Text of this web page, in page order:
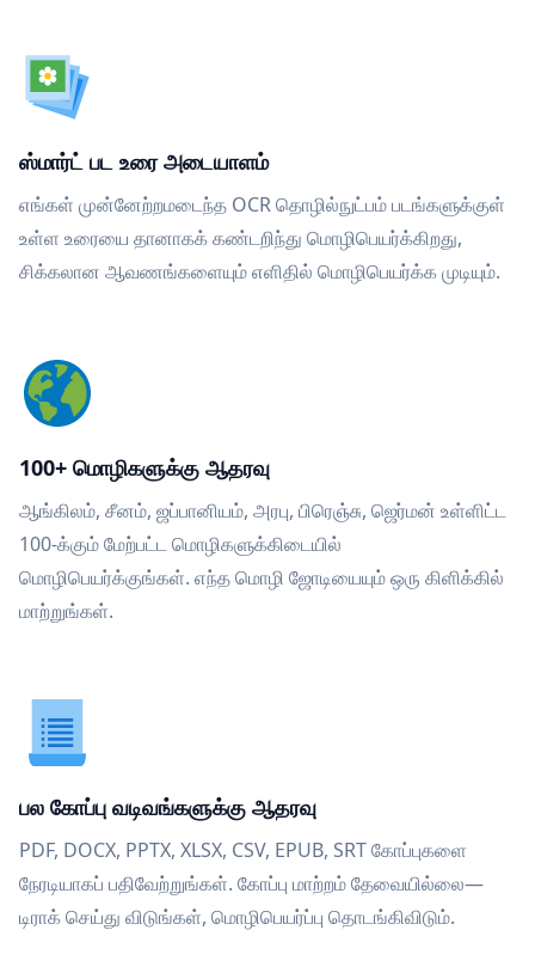
ஸ்மார்ட் பட உரை அடையாளம்
எங்கள் முன்னேற்றமடைந்த OCR தொழில்நுட்பம் படங்களுக்குள்
உள்ள உரையை தானாகக் கண்டறிந்து மொழிபெயர்க்கிறது,
சிக்கலான ஆவணங்களையும் எளிதில் மொழிபெயர்க்க முடியும்.
100+ மொழிகளுக்கு ஆதரவு
ஆங்கிலம், சீனம், ஜப்பானியம், அரபு, பிரெஞ்சு, ஜெர்மன் உள்ளிட்ட
100-க்கும் மேற்பட்ட மொழிகளுக்கிடையில்
மொழிபெயர்க்குங்கள். எந்த மொழி ஜோடியையும் ஒரு கிளிக்கில்
மாற்றுங்கள்.
பல கோப்பு வடிவங்களுக்கு ஆதரவு
PDF, DOCX, PPTX, XLSX, CSV, EPUB, SRT கோப்புகளை
நேரடியாகப் பதிவேற்றுங்கள். கோப்பு மாற்றம் தேவையில்லை—
டிராக் செய்து விடுங்கள், மொழிபெயர்ப்பு தொடங்கிவிடும்.